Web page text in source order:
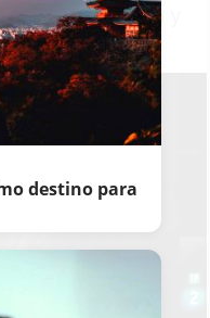
la clase política y
destino para